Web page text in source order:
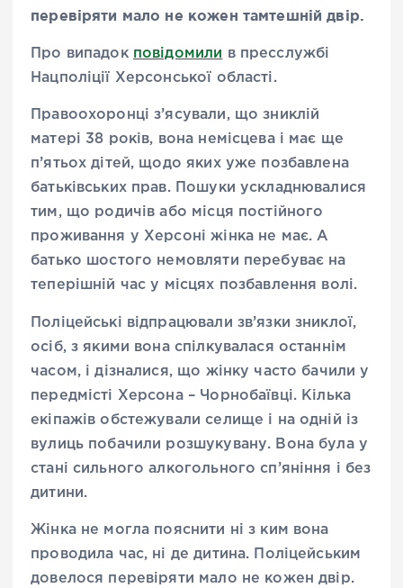
перевіряти мало не кожен тамтешній двір.
Про випадок повідомили в пресслужбі
Нацполіції Херсонської області.
Правоохоронці з’ясували, що зниклій
матері 38 років, вона немісцева і має ще
п’ятьох дітей, щодо яких уже позбавлена
батьківських прав. Пошуки ускладнювалися
тим, що родичів або місця постійного
проживання у Херсоні жінка не має. А
батько шостого немовляти перебуває на
теперішній час у місцях позбавлення волі.
Поліцейські відпрацювали зв’язки зниклої,
осіб, з якими вона спілкувалася останнім
часом, і дізналися, що жінку часто бачили у
передмісті Херсона – Чорнобаївці. Кілька
екіпажів обстежували селище і на одній із
вулиць побачили розшукувану. Вона була у
стані сильного алкогольного сп’яніння і без
дитини.
Жінка не могла пояснити ні з ким вона
проводила час, ні де дитина. Поліцейським
довелося перевіряти мало не кожен двір.